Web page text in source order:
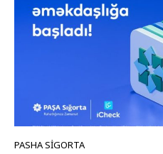
PASHA SIGORTA